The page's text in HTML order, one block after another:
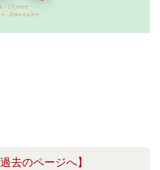
過去のページへ】